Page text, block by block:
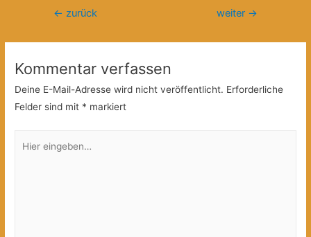
Beitragsnavigation
← zurück weiter →
Kommentar verfassen
Deine E-Mail-Adresse wird nicht veröffentlicht. Erforderliche
Felder sind mit * markiert
eingeben…